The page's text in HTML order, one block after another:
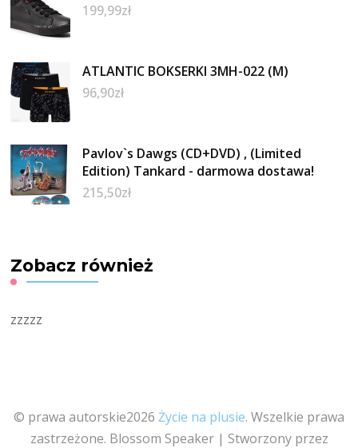
199,99zł
ATLANTIC BOKSERKI 3MH-022 (M)
96,90zł
Pavlov`s Dawgs (CD+DVD) , (Limited
Edition) Tankard - darmowa dostawa!
215,50zł
Zobacz również
zzzzz
© prawa autorskie2026 Życie na plusie. Wszelkie prawa
zastrzeżone. Blossom Speaker | Stworzony przez